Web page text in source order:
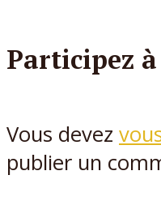
Participez
Vous devez
publier un